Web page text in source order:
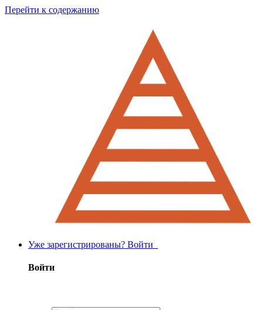
Перейти к содержанию
Уже зарегистрированы? Войти
Войти